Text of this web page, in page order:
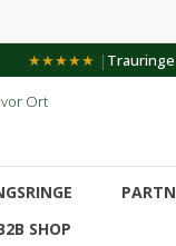
★★★★★ |
Ort
SHOP